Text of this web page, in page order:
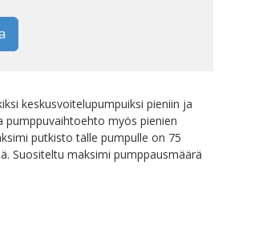
keskusvoitelupumpuiksi pieniin ja
pumppuvaihtoehto myös pienien
putkisto tälle pumpulle on 75
Suositeltu maksimi pumppausmäärä